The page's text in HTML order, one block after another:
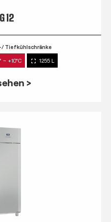
12
Tiefkühlschränke
~ +10°C 1255 L
>